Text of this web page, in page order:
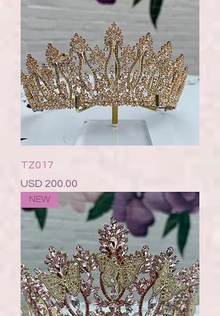
TZ017
Precio
USD 200.00
NEW